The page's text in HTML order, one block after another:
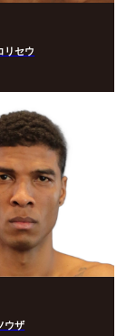
リセウ
ウザ